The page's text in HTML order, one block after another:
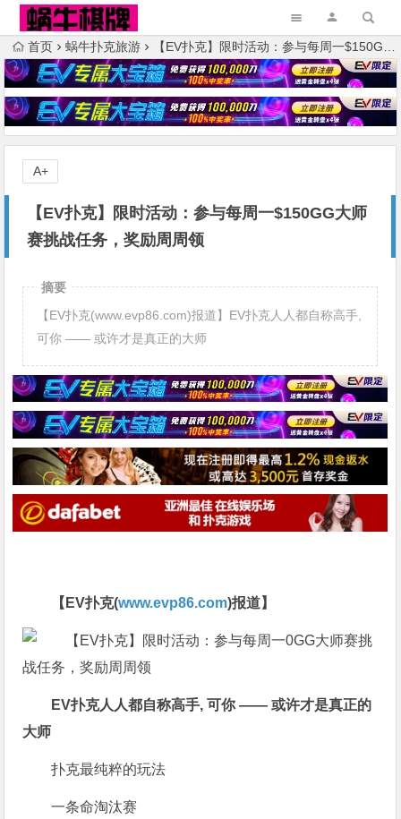
首页 蜗牛扑克旅游 【EV扑克】限时活动：参与每周一$150GG大师赛挑战任务，奖励周周领
【EV扑克】限时活动：参与每周一$150GG大师
赛挑战任务，奖励周周领
A+
摘要
【EV扑克(www.evp86.com)报道】EV扑克人人都自称高手,
可你 —— 或许才是真正的大师
【EV扑克(www.evp86.com)报道】
EV扑克人人都自称高手, 可你 —— 或许才是真正的
大师
扑克最纯粹的玩法
一条命淘汰赛